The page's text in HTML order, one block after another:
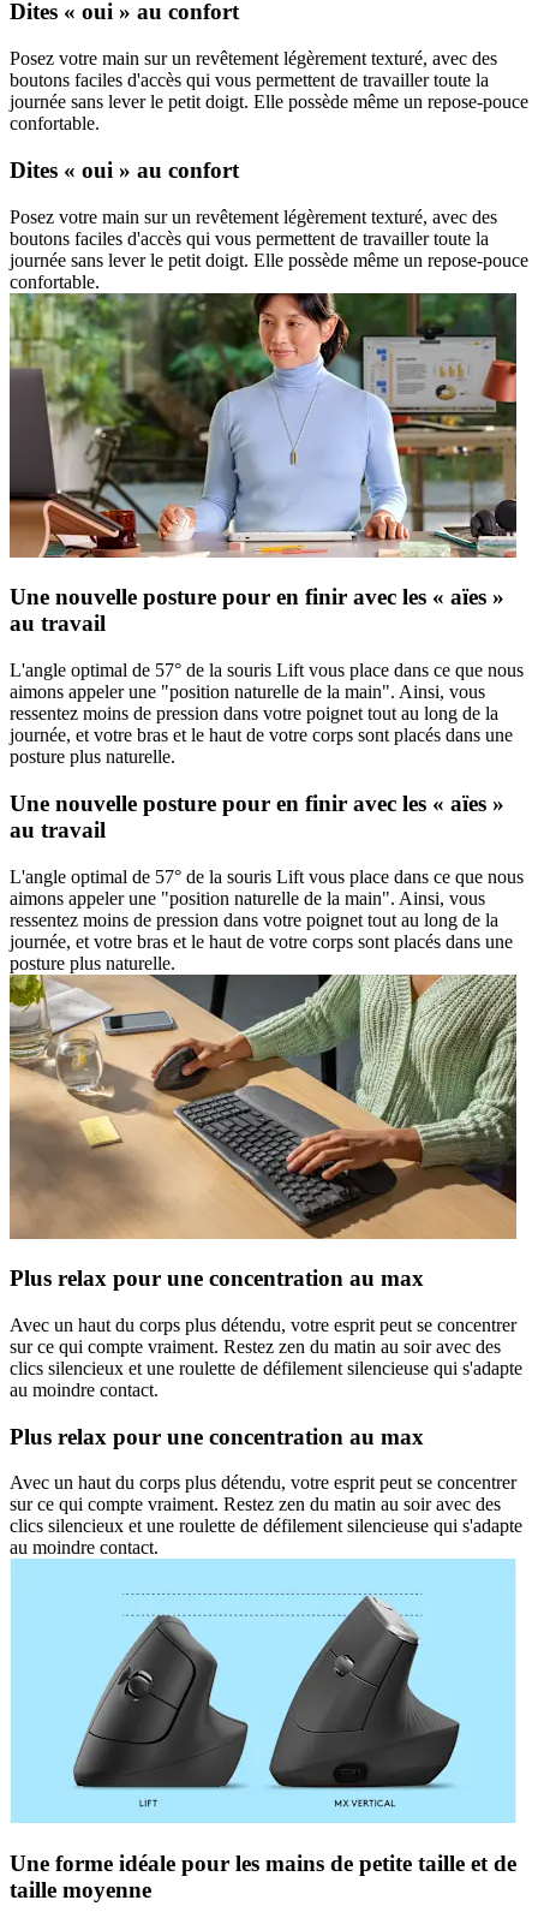
Dites « oui » au confort
Posez votre main sur un revêtement légèrement texturé, avec des
boutons faciles d'accès qui vous permettent de travailler toute la
journée sans lever le petit doigt. Elle possède même un repose-pouce
confortable.
Dites « oui » au confort
Posez votre main sur un revêtement légèrement texturé, avec des
boutons faciles d'accès qui vous permettent de travailler toute la
journée sans lever le petit doigt. Elle possède même un repose-pouce
confortable.
Une nouvelle posture pour en finir avec les « aïes »
au travail
L'angle optimal de 57° de la souris Lift vous place dans ce que nous
aimons appeler une "position naturelle de la main". Ainsi, vous
ressentez moins de pression dans votre poignet tout au long de la
journée, et votre bras et le haut de votre corps sont placés dans une
posture plus naturelle.
Une nouvelle posture pour en finir avec les « aïes »
au travail
L'angle optimal de 57° de la souris Lift vous place dans ce que nous
aimons appeler une "position naturelle de la main". Ainsi, vous
ressentez moins de pression dans votre poignet tout au long de la
journée, et votre bras et le haut de votre corps sont placés dans une
posture plus naturelle.
Plus relax pour une concentration au max
Avec un haut du corps plus détendu, votre esprit peut se concentrer
sur ce qui compte vraiment. Restez zen du matin au soir avec des
clics silencieux et une roulette de défilement silencieuse qui s'adapte
au moindre contact.
Plus relax pour une concentration au max
Avec un haut du corps plus détendu, votre esprit peut se concentrer
sur ce qui compte vraiment. Restez zen du matin au soir avec des
clics silencieux et une roulette de défilement silencieuse qui s'adapte
au moindre contact.
Une forme idéale pour les mains de petite taille et de
taille moyenne